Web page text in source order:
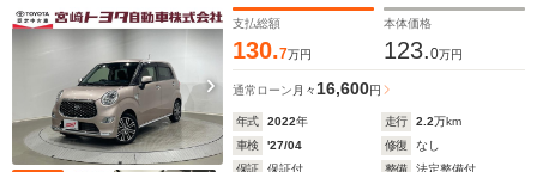
支払総額
130.7万円
本体価格
123.0万円
通常ローン 月々16,600円
年式 2022年 走行 2.2万km
車検
'27/04 修復
なし